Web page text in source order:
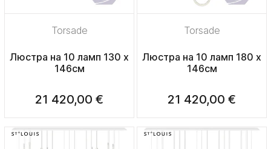
Torsade
Люстра на 10 ламп 130 х
146см
21 420,00 €
Torsade
Люстра на 10 ламп 180 х
146см
21 420,00 €